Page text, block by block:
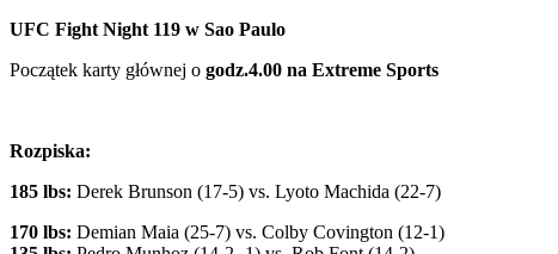
UFC Fight Night 119 w Sao Paulo
Początek karty głównej o godz.4.00 na Extreme Sports
Rozpiska:
185 lbs: Derek Brunson (17-5) vs. Lyoto Machida (22-7)
170 lbs: Demian Maia (25-7) vs. Colby Covington (12-1)